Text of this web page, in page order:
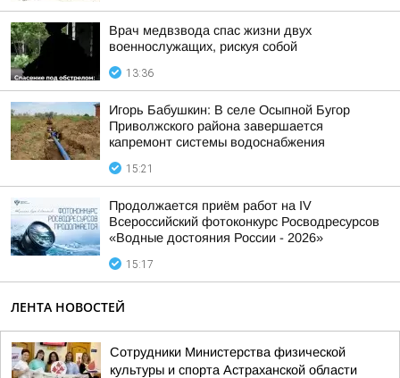
Врач медвзвода спас жизни двух
военнослужащих, рискуя собой
13:36
Игорь Бабушкин: В селе Осыпной Бугор
Приволжского района завершается
капремонт системы водоснабжения
15:21
Продолжается приём работ на IV
Всероссийский фотоконкурс Росводресурсов
«Водные достояния России - 2026»
15:17
ЛЕНТА НОВОСТЕЙ
Сотрудники Министерства физической
культуры и спорта Астраханской области